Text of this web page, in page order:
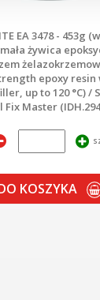
EA 3478 - 453g
żywica
epoxy
up to 120 °C) /
Fix Master
KOSZYKA